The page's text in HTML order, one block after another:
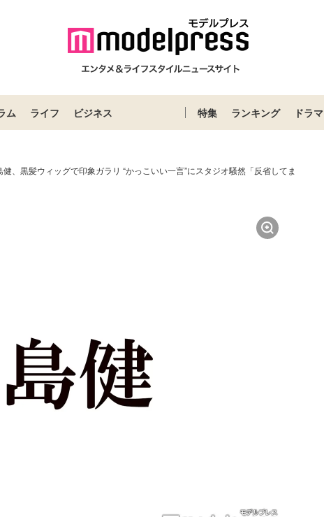
ム ライフ ビジネス 特集 ランキング ドラマ
、黒髪ウィッグで印象ガラリ “かっこいい一言”にスタジオ騒然「反省してま